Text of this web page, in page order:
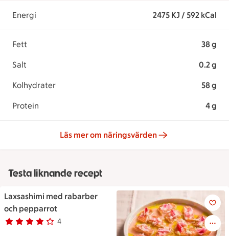
Energi 2475 KJ / 592 kCal
Fett 38 g
Salt 0.2 g
Kolhydrater 58 g
Protein 4 g
Läs mer om näringsvärden
Testa liknande recept
Laxsashimi med rabarber
och pepparrot
Betyg 4 av 5.
4
4 personer har röstat
Ett fat med kant fyllt med